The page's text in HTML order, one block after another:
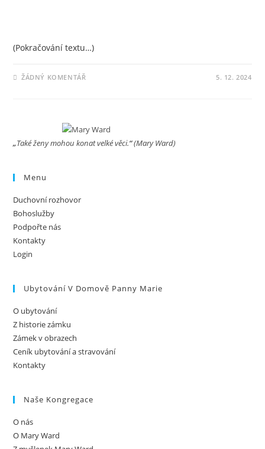
(Pokračování textu…)
ŽÁDNÝ KOMENTÁŘ 5. 12. 2024
„Také ženy mohou konat velké věci.“(Mary Ward)
Menu
Duchovní rozhovor
Bohoslužby
Podpořte nás
Kontakty
Login
Ubytování V Domově Panny Marie
O ubytování
Z historie zámku
Zámek v obrazech
Ceník ubytování a stravování
Kontakty
Naše Kongregace
O nás
O Mary Ward